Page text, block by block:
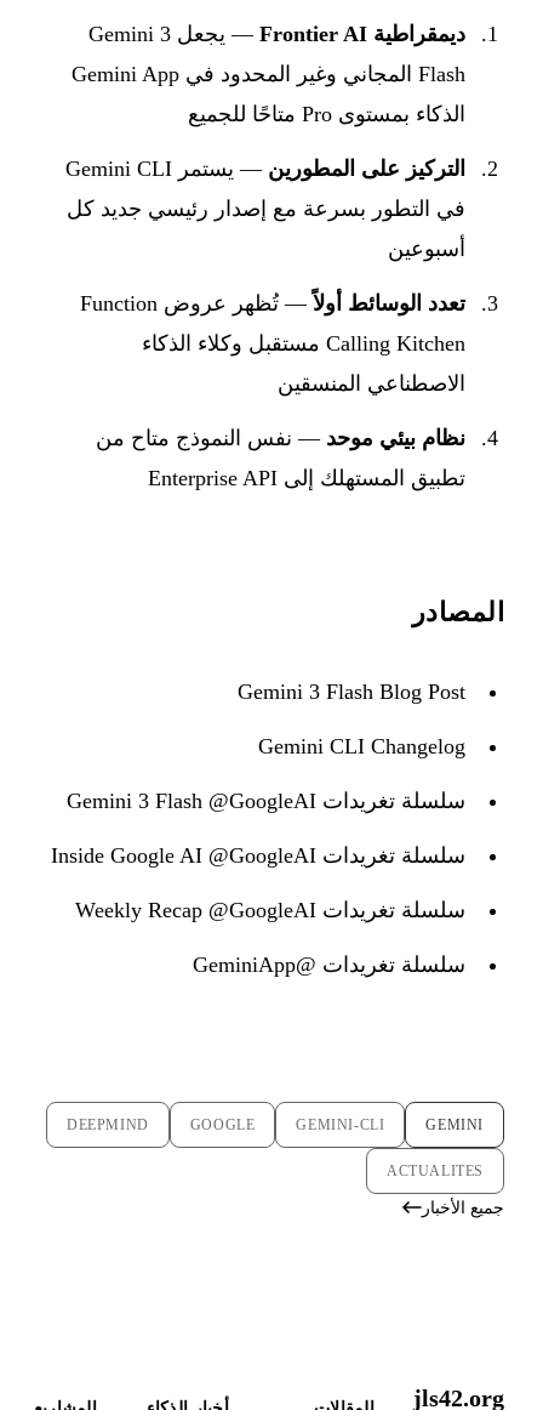
ديمقراطية Frontier AI
— يجعل Gemini 3
Flash المجاني وغير المحدود في Gemini App
الذكاء بمستوى Pro متاحًا للجميع
التركيز على المطورين
— يستمر Gemini CLI
في التطور بسرعة مع إصدار رئيسي جديد كل
أسبوعين
تعدد الوسائط أولاً
— تُظهر عروض Function
Calling Kitchen مستقبل وكلاء الذكاء
الاصطناعي المنسقين
نظام بيئي موحد — نفس النموذج متاح من
تطبيق المستهلك إلى Enterprise API
المصادر
Gemini 3 Flash Blog Post
Gemini CLI Changelog
سلسلة تغريدات Gemini 3 Flash @GoogleAI
سلسلة تغريدات Inside Google AI @GoogleAI
سلسلة تغريدات Weekly Recap @GoogleAI
سلسلة تغريدات @GeminiApp
GEMINI
GEMINI-CLI
GOOGLE
DEEPMIND
ACTUALITES
جميع الأخبار
jls42.org